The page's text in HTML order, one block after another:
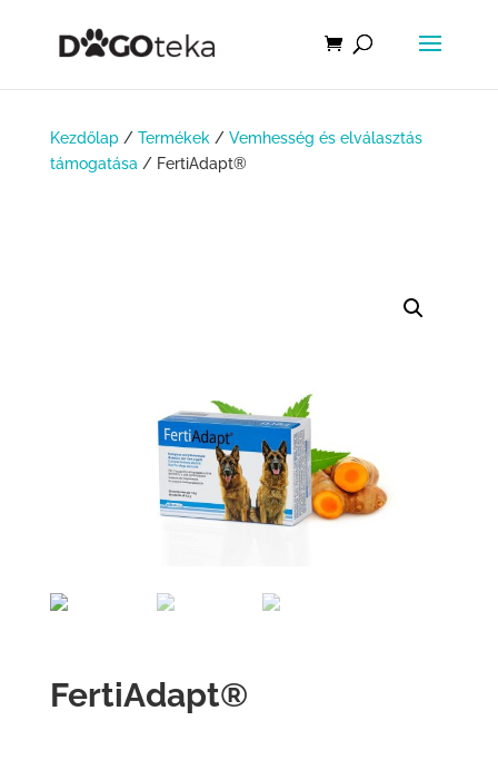
Kezdőlap/ Termékek / Vemhesség és elválasztás
támogatása / FertiAdapt®
FertiAdapt®